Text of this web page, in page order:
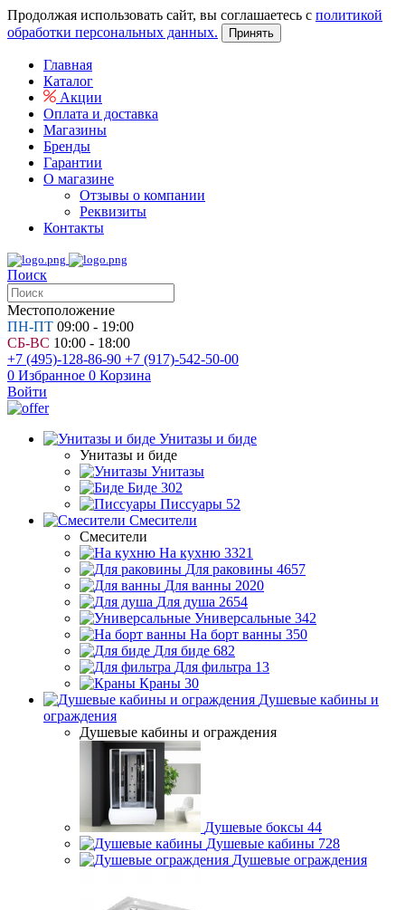
Продолжая использовать сайт, вы соглашаетесь с политикой
обработки персональных данных.
Принять
Главная
Каталог
Акции
Оплата и доставка
Магазины
Бренды
Гарантии
О магазине
Отзывы о компании
Реквизиты
Контакты
Поиск
Местоположение
ПН-ПТ 09:00 - 19:00
СБ-ВС 10:00 - 18:00
+7 (495)-128-86-90 +7 (917)-542-50-00
0 Избранное 0 Корзина
Войти
Унитазы и биде
Унитазы и биде
Унитазы
Биде 302
Писсуары 52
Смесители
Смесители
На кухню 3321
Для раковины 4657
Для ванны 2020
Для душа 2654
Универсальные 342
На борт ванны 350
Для биде 682
Для фильтра 13
Краны 30
Душевые кабины и
ограждения
Душевые кабины и ограждения
Душевые боксы 44
Душевые кабины 728
Душевые ограждения